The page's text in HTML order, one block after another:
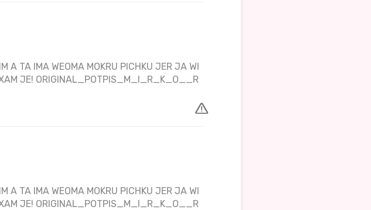
A TA IMA WEOMA MOKRU PICHKU JER JA WI
JE! ORIGINAL_POTPIS_M_I_R_K_O__R
A TA IMA WEOMA MOKRU PICHKU JER JA WI
JE! ORIGINAL_POTPIS_M_I_R_K_O__R